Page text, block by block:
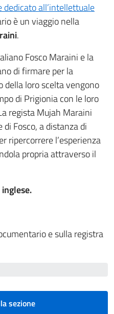
dedicato all’intellettuale
è un viaggio nella
.
Fosco Maraini e la
di firmare per la
della loro scelta vengono
di Prigionia con le loro
regista Mujah Maraini
Fosco, a distanza di
ripercorrere l’esperienza
propria attraverso il
e sulla registra
sezione